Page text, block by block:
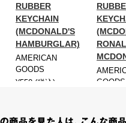
RUBBER
KEYCHAIN
(MCDONALD'S
HAMBURGLAR)
AMERICAN
GOODS
¥550 (税込)
GOODS